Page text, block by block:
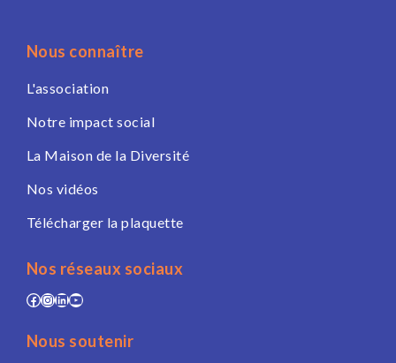
Nous connaître
L'association
Notre impact social
La Maison de la Diversité
Nos vidéos
Télécharger la plaquette
Nos réseaux sociaux
Facebook
Instagram
LinkedIn
YouTube
Nous soutenir